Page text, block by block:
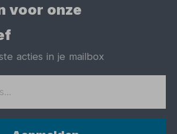
voor onze
acties in je mailbox